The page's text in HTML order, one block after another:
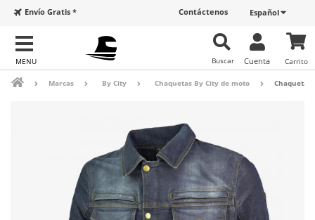
Español
Contáctenos
Envío Gratis *
Carrito
Cuenta
Buscar
Marcas By City Chaquetas By City de moto Chaqueta